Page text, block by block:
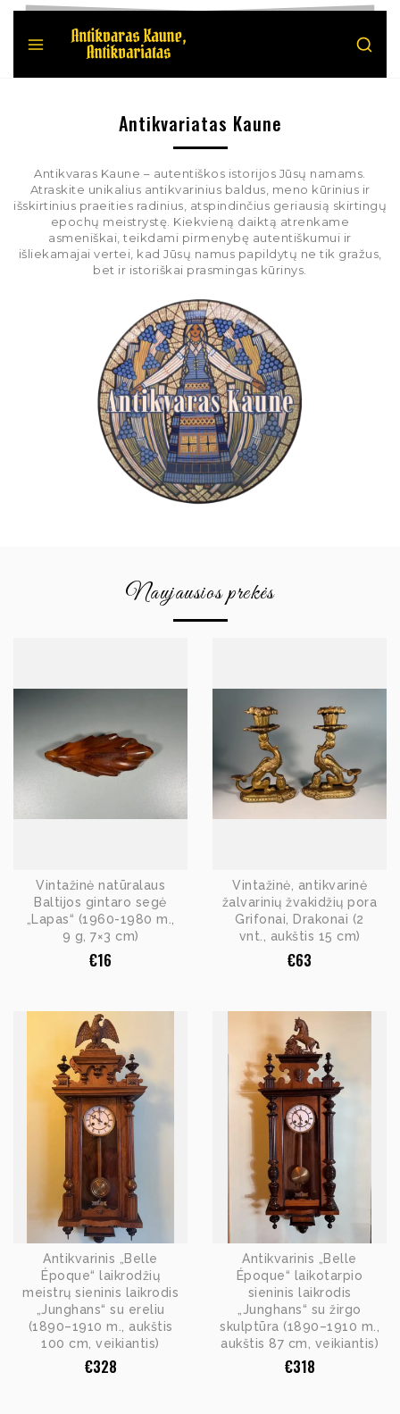
Antikvariatas Kaune
Antikvaras Kaune – autentiškos istorijos Jūsų namams.
Atraskite unikalius antikvarinius baldus, meno kūrinius ir
išskirtinius praeities radinius, atspindinčius geriausią skirtingų
epochų meistrystę. Kiekvieną daiktą atrenkame
asmeniškai, teikdami pirmenybę autentiškumui ir
išliekamajai vertei, kad Jūsų namus papildytų ne tik gražus,
bet ir istoriškai prasmingas kūrinys.
Naujausios prekės
Vintažinė natūralaus
Baltijos gintaro segė
„Lapas“ (1960-1980 m.,
9 g, 7×3 cm)
€16
Vintažinė, antikvarinė
žalvarinių žvakidžių pora
Grifonai, Drakonai (2
vnt., aukštis 15 cm)
€63
Antikvarinis „Belle
Époque“ laikrodžių
meistrų sieninis laikrodis
„Junghans“ su ereliu
(1890–1910 m., aukštis
100 cm, veikiantis)
€328
Antikvarinis „Belle
Époque“ laikotarpio
sieninis laikrodis
„Junghans“ su žirgo
skulptūra (1890–1910 m.,
aukštis 87 cm, veikiantis)
€318